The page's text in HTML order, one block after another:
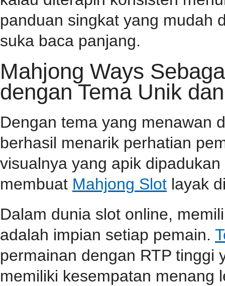
panduan singkat yang mudah
suka baca panjang.
Mahjong Ways
dengan Tema Unik
Dengan tema yang menawan
berhasil menarik perhatian
visualnya yang apik
membuat Mahjong Slot layak
Dalam dunia slot online,
adalah impian setiap pemain.
permainan dengan RTP tinggi
memiliki kesempatan menang